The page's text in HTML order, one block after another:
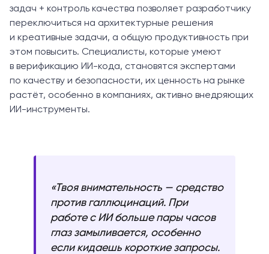
задач + контроль качества позволяет разработчику
переключиться на архитектурные решения
и креативные задачи, а общую продуктивность при
этом повысить. Специалисты, которые умеют
в верификацию ИИ-кода, становятся экспертами
по качеству и безопасности, их ценность на рынке
растёт, особенно в компаниях, активно внедряющих
ИИ-инструменты.
«Твоя внимательность — средство
против галлюцинаций. При
работе с ИИ больше пары часов
глаз замыливается, особенно
если кидаешь короткие запросы.